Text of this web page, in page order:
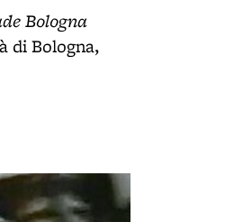
Bologna
di Bologna,